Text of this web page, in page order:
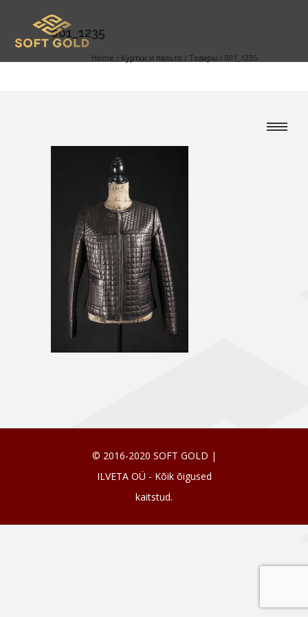
001_1235
Home / Куртки и пальто / Товары / 001_1235
© 2016-2020 SOFT GOLD |
ILVETA OÜ - Kõik õigused
kaitstud.